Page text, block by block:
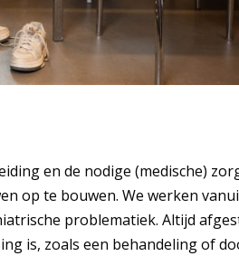
en de nodige (medische)
op te bouwen. We werken
problematiek. Altijd
is, zoals een behandeling of